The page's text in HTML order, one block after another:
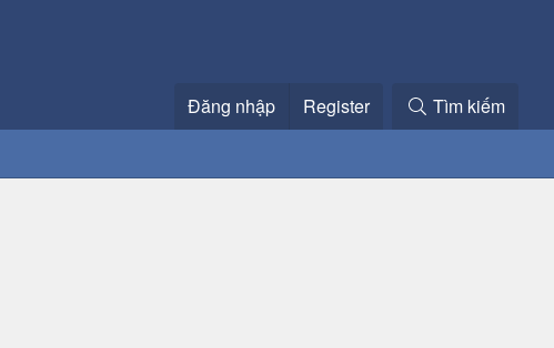
Đăng nhập Register Tìm kiếm